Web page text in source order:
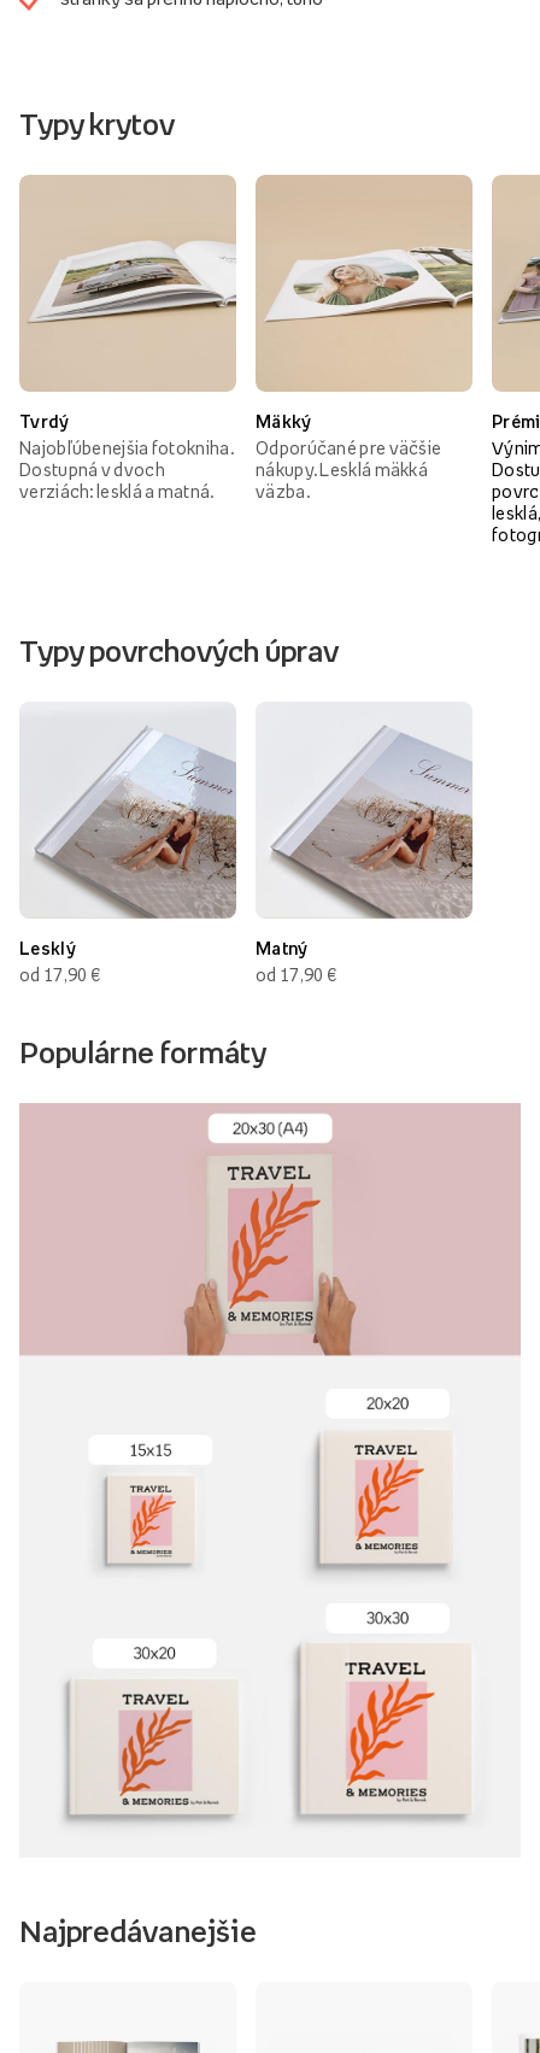
Typy krytov
Tvrdý
Najobľúbenejšia fotokniha.
Dostupná v dvoch
verziách: lesklá a matná.
Mäkký
Odporúčané pre väčšie
nákupy. Lesklá mäkká
väzba.
Typy povrchových úprav
Lesklý
od 17,90 €
Matný
od 17,90 €
Populárne formáty
Najpredávanejšie